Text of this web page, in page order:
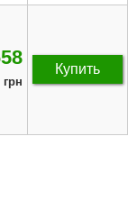
грн
Купить